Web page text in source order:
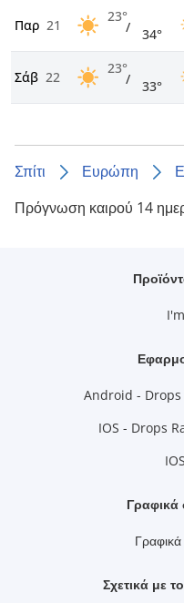
Παρ 21
23°
/ 34°
Σάβ 22
23°
/ 33°
Σπίτι Ευρώπη
Πρόγνωση καιρού 14
Android -
IOS - Drops
Γραφικά
Γραφικά
Σχετικά με